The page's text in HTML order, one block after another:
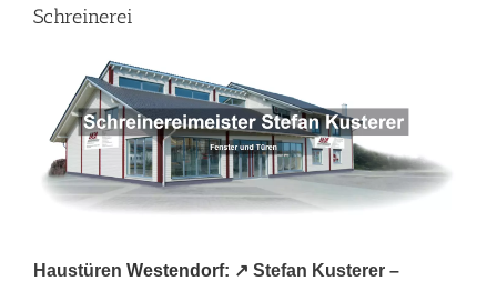
Schreinerei
Haustüren Westendorf: ↗️ Stefan Kusterer –